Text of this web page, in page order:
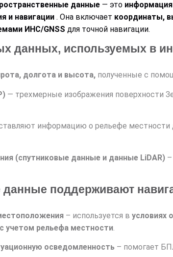
данные — это
и навигации . Она включает координаты,
ИНС/GNSS для точной навигации.
данных, используемых в
долгота и высота, полученные с
— трехмерные изображения поверхности
информацию о рельефе местности
(спутниковые данные и данные LiDAR)
данные поддерживают
– используется в условиях
учетом рельефа местности.
осведомленность – помогает